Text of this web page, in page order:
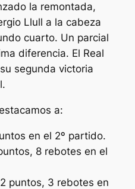
la remontada,
Llull a la cabeza
cuarto. Un parcial
diferencia. El Real
segunda victoria
a:
en el 2º partido.
8 rebotes en el
puntos, 3 rebotes en